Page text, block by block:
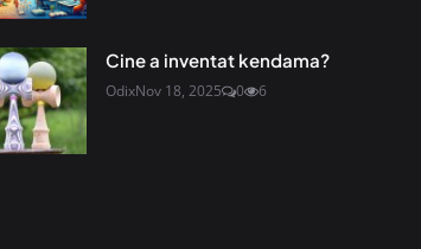
Cine a inventat kendama?
OdixNov 18, 2025 0 6